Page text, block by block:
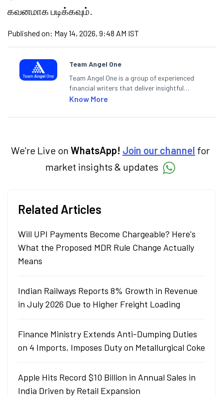
கவனமாக படிக்கவும்.
Published on: May 14, 2026, 9:48 AM IST
Team Angel One
Team Angel One is a group of experienced
financial writers that deliver insightful
articles on the stock market, IPO, economy,
categories.
Know More
We're Live on WhatsApp! Join our channel for
market insights & updates
Related Articles
Will UPI Payments Become Chargeable? Here's
What the Proposed MDR Rule Change Actually
Means
Indian Railways Reports 8% Growth in Revenue
in July 2026 Due to Higher Freight Loading
Finance Ministry Extends Anti-Dumping Duties
on 4 Imports, Imposes Duty on Metallurgical Coke
Apple Hits Record $10 Billion in Annual Sales in
India Driven by Retail Expansion